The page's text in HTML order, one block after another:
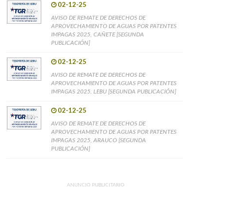
02-12-25
AVISO DE REMATE DE DERECHOS DE
APROVECHAMIENTO DE AGUAS POR PATENTES
IMPAGAS 2025, CAÑETE [SEGUNDA
PUBLICACIÓN]
02-12-25
AVISO DE REMATE DE DERECHOS DE
APROVECHAMIENTO DE AGUAS POR PATENTES
IMPAGAS 2025, LEBU [SEGUNDA PUBLICACIÓN]
02-12-25
AVISO DE REMATE DE DERECHOS DE
APROVECHAMIENTO DE AGUAS POR PATENTES
IMPAGAS 2025, ARAUCO [SEGUNDA
PUBLICACIÓN]
ANUNCIO PUBLICITARIO